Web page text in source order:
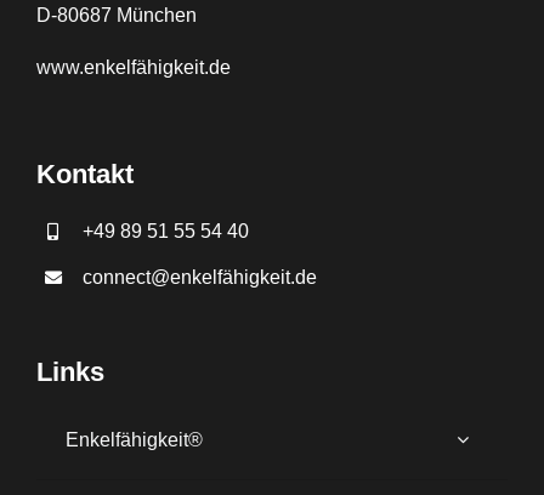
D-80687 München
www.enkelfähigkeit.de
Kontakt
+49 89 51 55 54 40
connect@enkelfähigkeit.de
Links
Enkelfähigkeit®